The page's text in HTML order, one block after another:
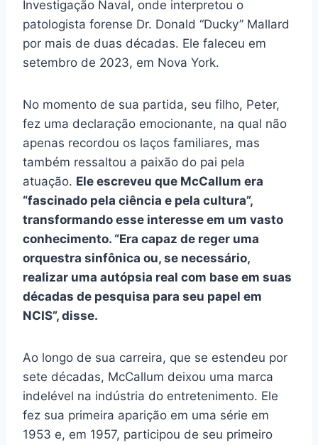
Investigação Naval, onde interpretou o
patologista forense Dr. Donald “Ducky” Mallard
por mais de duas décadas. Ele faleceu em
setembro de 2023, em Nova York.
No momento de sua partida, seu filho, Peter,
fez uma declaração emocionante, na qual não
apenas recordou os laços familiares, mas
também ressaltou a paixão do pai pela
atuação. Ele escreveu que McCallum era
“fascinado pela ciência e pela cultura”,
transformando esse interesse em um vasto
conhecimento. “Era capaz de reger uma
orquestra sinfônica ou, se necessário,
realizar uma autópsia real com base em suas
décadas de pesquisa para seu papel em
NCIS”, disse.
Ao longo de sua carreira, que se estendeu por
sete décadas, McCallum deixou uma marca
indelével na indústria do entretenimento. Ele
fez sua primeira aparição em uma série em
1953 e, em 1957, participou de seu primeiro